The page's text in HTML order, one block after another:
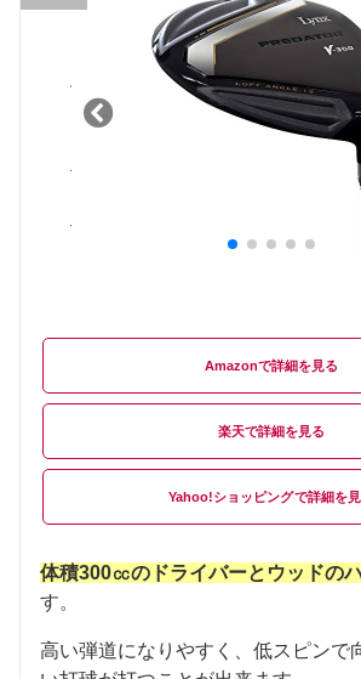
Amazon
楽天
Yahoo!ショッピング
体積300㏄のドライバーとウッドの
す。
高い弾道になりやすく、低スピンで